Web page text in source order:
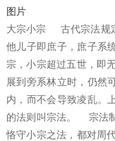
图片
大宗小宗 古代宗法规
他儿子即庶子，庶子系
宗，小宗超过五世，即
展到旁系林立时，仍然
内，而不会导致凌乱。
的法则叫宗法。 宗法
恪守小宗之法，都对周